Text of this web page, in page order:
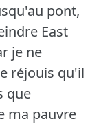
pont,
East
je ne
réjouis qu'il
que
ma pauvre